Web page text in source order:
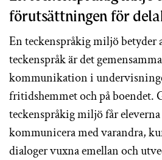
förutsättningen för
En teckenspråkig miljö betyder
teckenspråk är det
kommunikation i
fritidshemmet och på boendet.
teckenspråkig miljö får
kommunicera med varandra,
dialoger vuxna emellan och